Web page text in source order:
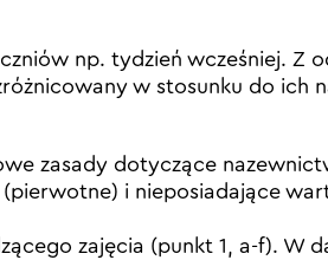
np. tydzień wcześniej. Z
w stosunku do ich
zasady dotyczące
i nieposiadające
zajęcia (punkt 1, a-f). W